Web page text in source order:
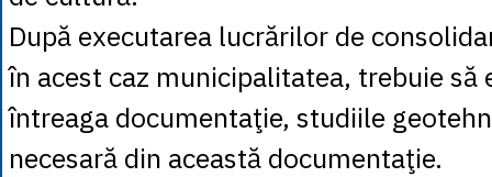
După executarea lucrărilor de
în acest caz municipalitatea, trebuie să
întreaga documentaţie, studiile
necesară din această documentaţie.